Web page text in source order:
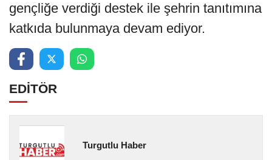
gençliğe verdiği destek ile şehrin tanıtımına
katkıda bulunmaya devam ediyor.
EDİTÖR
Turgutlu Haber